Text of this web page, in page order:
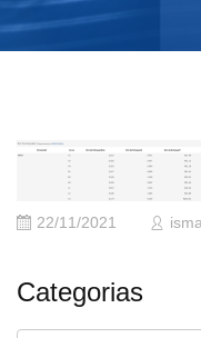
22/11/2021
Categorias